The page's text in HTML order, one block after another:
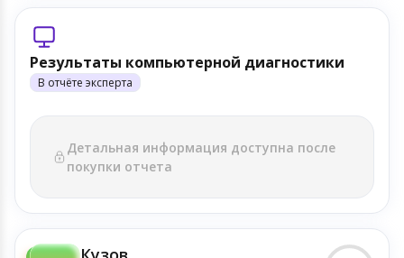
Результаты компьютерной диагностики
В отчёте эксперта
Детальная информация доступна после
покупки отчета